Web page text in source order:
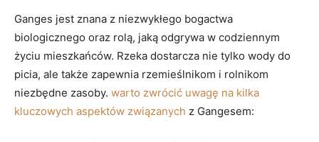
Ganges jest znana z niezwykłego bogactwa
biologicznego oraz rolą, jaką odgrywa w codziennym
życiu mieszkańców. Rzeka dostarcza nie tylko wody do
picia, ale także zapewnia rzemieślnikom i rolnikom
niezbędne zasoby. warto zwrócić uwagę na kilka
kluczowych aspektów związanych z Gangesem: